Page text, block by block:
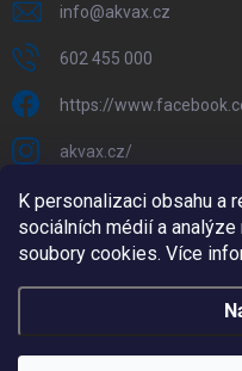
K personalizaci obsahu a
sociálních médií a
soubory cookies. Více
info@akvax.cz
602 455 000
https://
akvax.cz/
602 455 000
@akvax_cz
Copyright 2026AkvaX.cz.